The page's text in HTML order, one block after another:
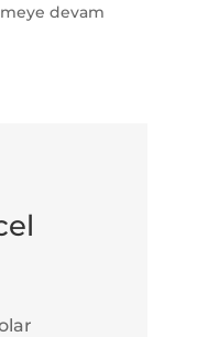
devam